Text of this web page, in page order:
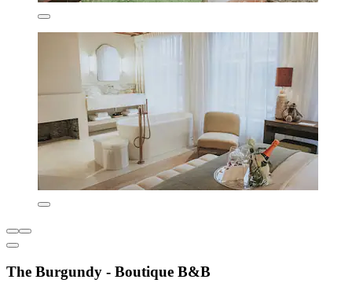
The Burgundy - Boutique B&B